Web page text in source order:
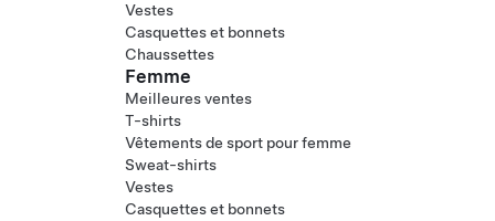
Vestes
Casquettes et bonnets
Chaussettes
Femme
Meilleures ventes
T-shirts
Vêtements de sport pour femme
Sweat-shirts
Vestes
Casquettes et bonnets